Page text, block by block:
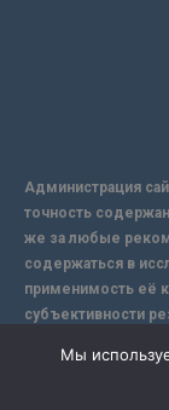
Администрация
точность
же за любые
содержаться в
применимость её
субъективности
надежной защиты
Мы